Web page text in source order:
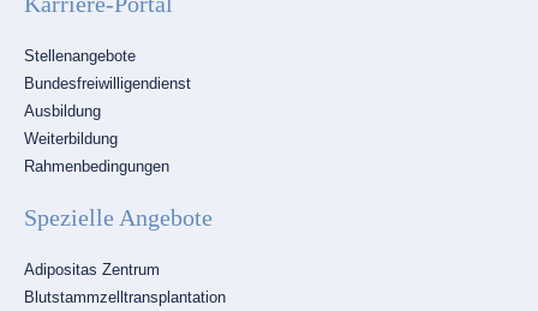
Navigation
überspringen
Stellenangebote
Bundesfreiwilligendienst
Ausbildung
Weiterbildung
Rahmenbedingungen
Spezielle Angebote
Navigation
überspringen
Adipositas Zentrum
Blutstammzelltransplantation